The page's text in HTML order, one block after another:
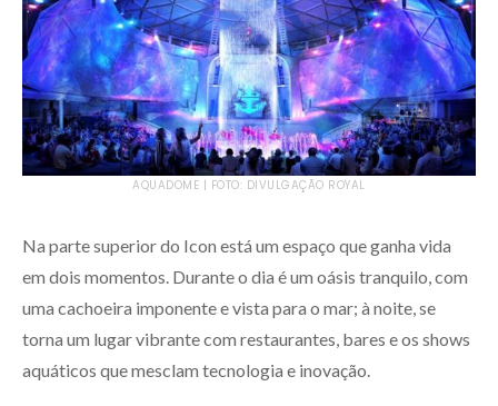
AQUADOME | FOTO: DIVULGAÇÃO ROYAL
Na parte superior do Icon está um espaço que ganha vida
em dois momentos. Durante o dia é um oásis tranquilo, com
uma cachoeira imponente e vista para o mar; à noite, se
torna um lugar vibrante com restaurantes, bares e os shows
aquáticos que mesclam tecnologia e inovação.